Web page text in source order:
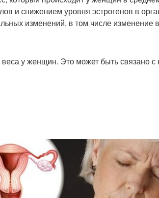
и снижением уровня эстрогенов в
изменений, в том числе изменение
у женщин. Это может быть связано с